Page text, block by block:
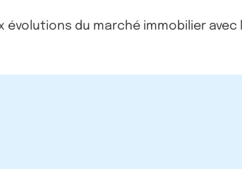
du marché immobilier avec